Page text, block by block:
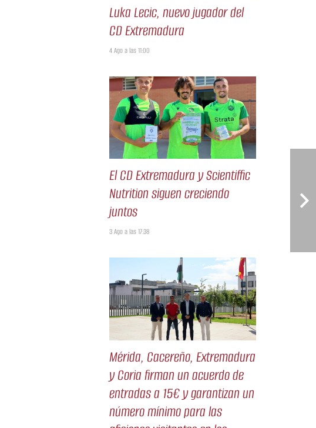
Luka Lecic, nuevo jugador del
CD Extremadura
4 Ago a las 11:00
El CD Extremadura y Scientiffic
Nutrition siguen creciendo
juntos
3 Ago a las 17:38
Mérida, Cacereño, Extremadura
y Coria firman un acuerdo de
entradas a 15€ y garantizan un
número mínimo para las